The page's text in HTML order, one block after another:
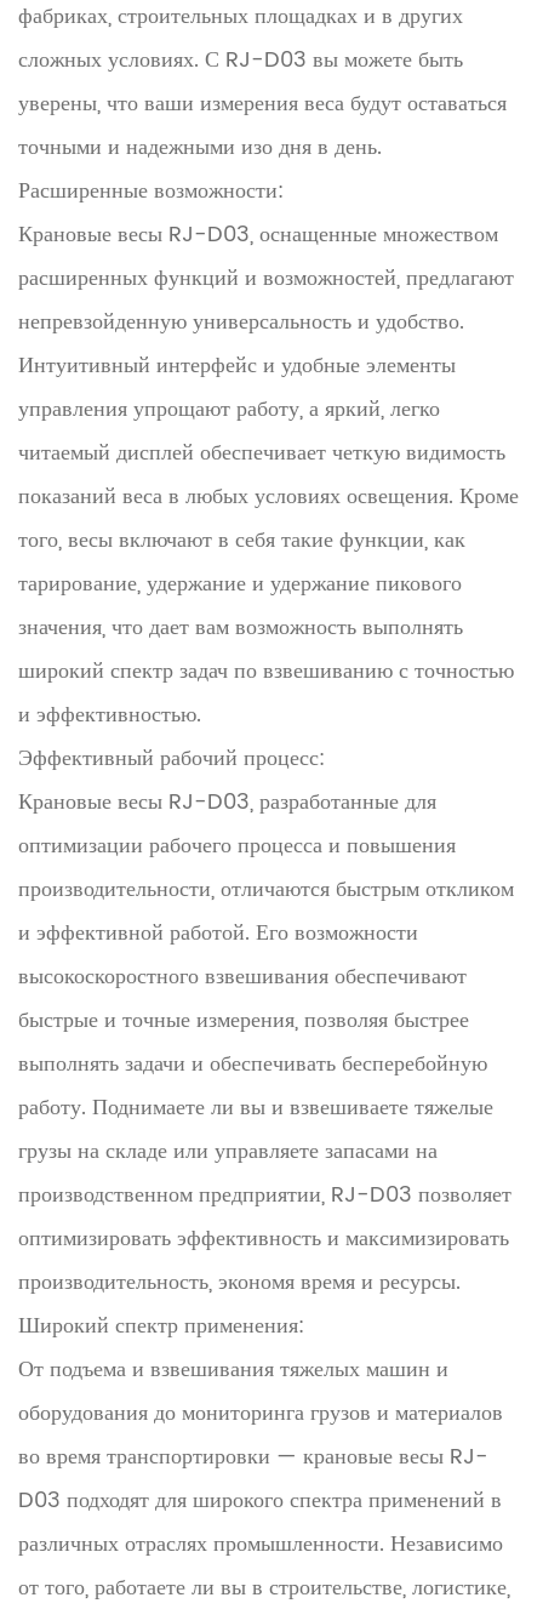
фабриках, строительных площадках и в других
сложных условиях. С RJ-D03 вы можете быть
уверены, что ваши измерения веса будут оставаться
точными и надежными изо дня в день.
Расширенные возможности:
Крановые весы RJ-D03, оснащенные множеством
расширенных функций и возможностей, предлагают
непревзойденную универсальность и удобство.
Интуитивный интерфейс и удобные элементы
управления упрощают работу, а яркий, легко
читаемый дисплей обеспечивает четкую видимость
показаний веса в любых условиях освещения. Кроме
того, весы включают в себя такие функции, как
тарирование, удержание и удержание пикового
значения, что дает вам возможность выполнять
широкий спектр задач по взвешиванию с точностью
и эффективностью.
Эффективный рабочий процесс:
Крановые весы RJ-D03, разработанные для
оптимизации рабочего процесса и повышения
производительности, отличаются быстрым откликом
и эффективной работой. Его возможности
высокоскоростного взвешивания обеспечивают
быстрые и точные измерения, позволяя быстрее
выполнять задачи и обеспечивать бесперебойную
работу. Поднимаете ли вы и взвешиваете тяжелые
грузы на складе или управляете запасами на
производственном предприятии, RJ-D03 позволяет
оптимизировать эффективность и максимизировать
производительность, экономя время и ресурсы.
Широкий спектр применения:
От подъема и взвешивания тяжелых машин и
оборудования до мониторинга грузов и материалов
во время транспортировки — крановые весы RJ-
D03 подходят для широкого спектра применений в
различных отраслях промышленности. Независимо
от того, работаете ли вы в строительстве, логистике,